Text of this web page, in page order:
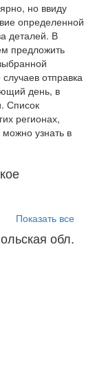
но ввиду
определенной
деталей. В
предложить
отправка
день, в
Список
регионах,
узнать в
Показать все
обл.